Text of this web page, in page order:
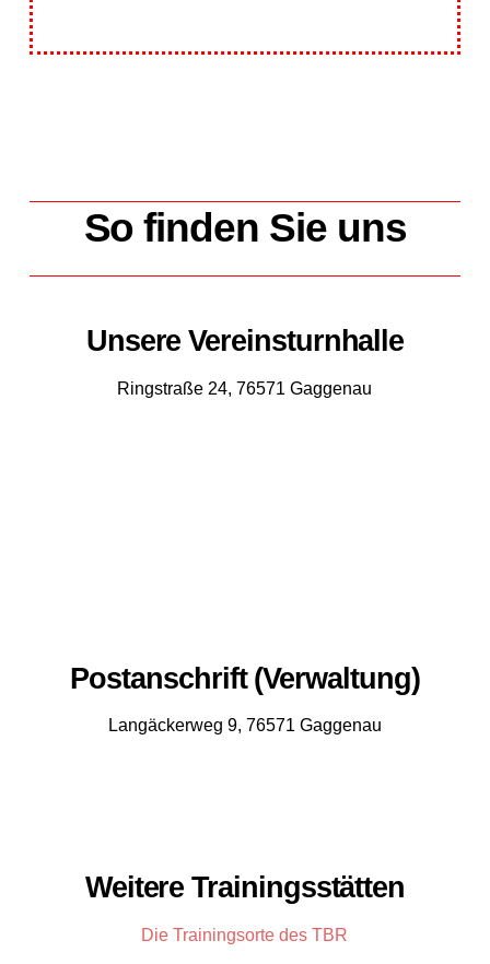
So finden Sie uns
Unsere Vereinsturnhalle
Ringstraße 24, 76571 Gaggenau
Postanschrift (Verwaltung)
Langäckerweg 9, 76571 Gaggenau
Weitere Trainingsstätten
Die Trainingsorte des TBR